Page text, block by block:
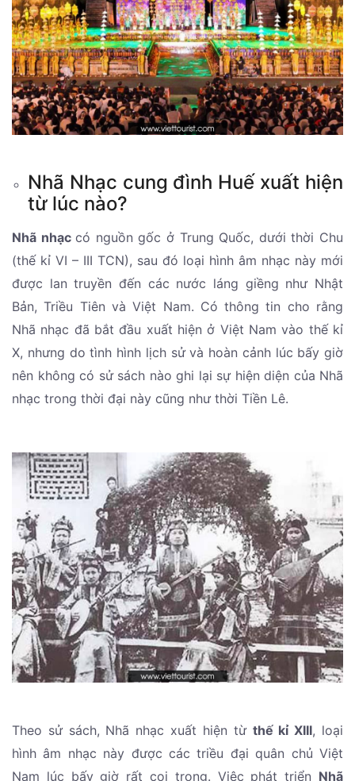
Nhã Nhạc cung đình Huế xuất hiện
từ lúc nào?
Nhã nhạccó nguồn gốc ở Trung Quốc, dưới thời Chu
(thế kỉ VI – III TCN), sau đó loại hình âm nhạc này mới
được lan truyền đến các nước láng giềng như Nhật
Bản, Triều Tiên và Việt Nam. Có thông tin cho rằng
Nhã nhạc đã bắt đầu xuất hiện ở Việt Nam vào thế kỉ
X, nhưng do tình hình lịch sử và hoàn cảnh lúc bấy giờ
nên không có sử sách nào ghi lại sự hiện diện của Nhã
nhạc trong thời đại này cũng như thời Tiền Lê.
Theo sử sách, Nhã nhạc xuất hiện từ thế kỉ XIII, loại
hình âm nhạc này được các triều đại quân chủ Việt
Nam lúc bấy giờ rất coi trọng. Việc phát triển Nhã